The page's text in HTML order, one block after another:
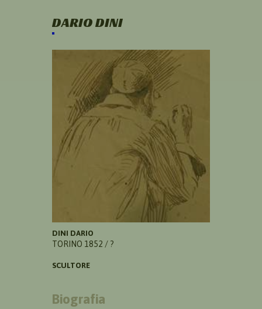
DARIO DINI
DINI DARIO
TORINO 1852 / ?
SCULTORE
Biografia